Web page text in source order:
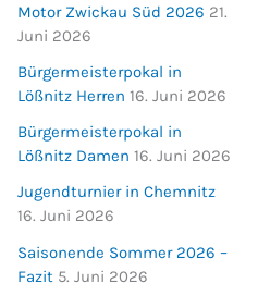
Motor Zwickau Süd 2026 21.
Juni 2026
Bürgermeisterpokal in
Lößnitz Herren 16. Juni 2026
Bürgermeisterpokal in
Lößnitz Damen 16. Juni 2026
Jugendturnier in Chemnitz
16. Juni 2026
Saisonende Sommer 2026 –
Fazit 5. Juni 2026